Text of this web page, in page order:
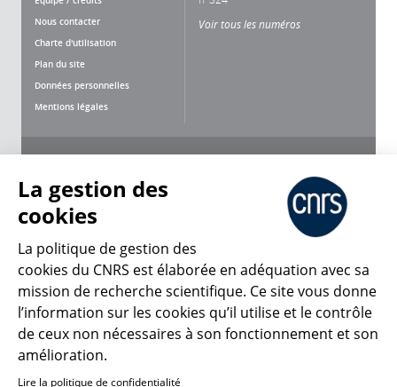
Nous contacter
Charte d'utilisation
Plan du site
Données personnelles
Mentions légales
Voir tous les numéros
Nous suivre Partager
CNRS Le Mag
© 2026, CNRS
La gestion des
cookies
La politique de gestion des
cookies du CNRS est élaborée en adéquation avec sa
mission de recherche scientifique. Ce site vous donne
l’information sur les cookies qu’il utilise et le contrôle
de ceux non nécessaires à son fonctionnement et son
amélioration.
Lire la politique de confidentialité